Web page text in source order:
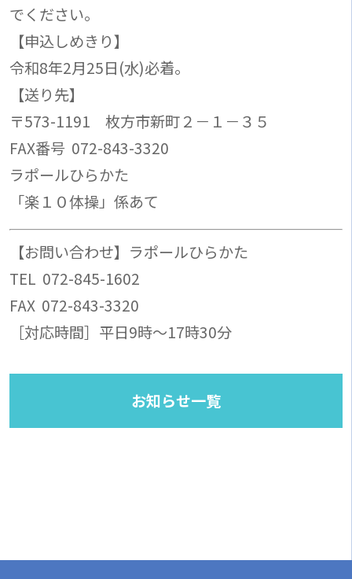
でください。
【申込しめきり】
令和8年2月25日(水)必着。
【送り先】
〒573-1191 枚方市新町２－１－３５
FAX番号 072-843-3320
ラポールひらかた
「楽１０体操」係あて
【お問い合わせ】ラポールひらかた
TEL 072-845-1602
FAX 072-843-3320
［対応時間］平日9時～17時30分
お知らせ一覧